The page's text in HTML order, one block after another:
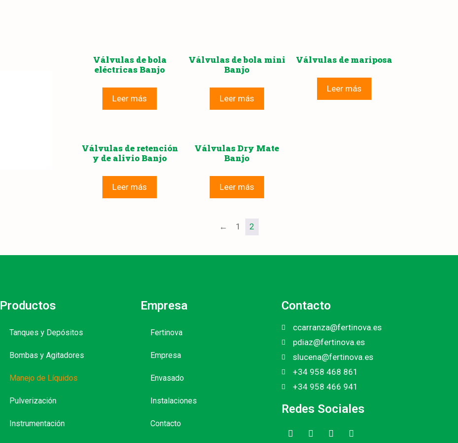
Válvulas de bola
eléctricas Banjo
Leer más
Válvulas de bola mini
Banjo
Leer más
Válvulas de mariposa
Leer más
Válvulas de retención
y de alivio Banjo
Leer más
Válvulas Dry Mate
Banjo
Leer más
← 1 2
Productos
Tanques y Depósitos
Bombas y Agitadores
Manejo de Líquidos
Pulverización
Instrumentación
Empresa
Fertinova
Empresa
Envasado
Instalaciones
Contacto
Contacto
ccarranza@fertinova.es
pdiaz@fertinova.es
slucena@fertinova.es
+34 958 468 861
+34 958 466 941
Redes Sociales